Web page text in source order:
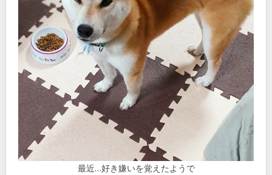
最近…好き嫌いを覚えたようで